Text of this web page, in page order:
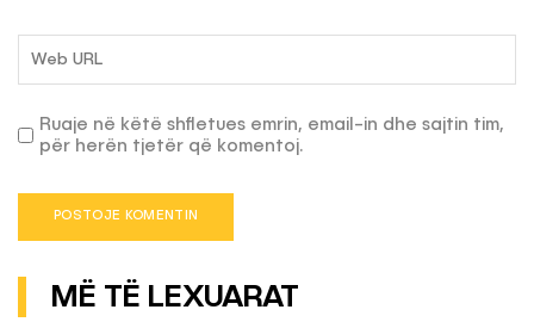
Ruaje në këtë shfletues emrin, email-in dhe sajtin tim,
për herën tjetër që komentoj.
MË TË LEXUARAT